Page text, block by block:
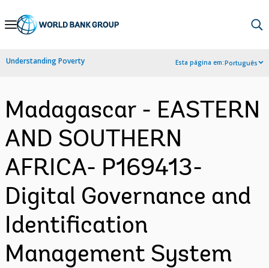
Skip
Navigation
Understanding Poverty Esta página em:Português
Madagascar - EASTERN
AND SOUTHERN
AFRICA- P169413-
Digital Governance and
Identification
Management System